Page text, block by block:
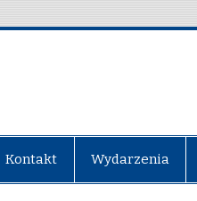
Kontakt Wydarzenia